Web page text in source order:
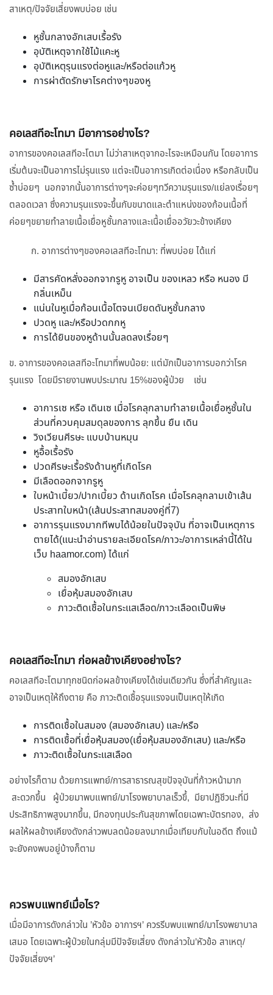
สาเหตุ/ปัจจัยเสี่ยงพบบ่อย เช่น
หูชั้นกลางอักเสบเรื้อรัง
อุบัติเหตุจากใช้ไม้แคะหู
อุบัติเหตุรุนแรงต่อหูและ/หรือต่อแก้วหู
การผ่าตัดรักษาโรคต่างๆของหู
คอเลสทีอะโทมา มีอาการอย่างไร?
อาการของคอเลสทีอะโตมา ไม่ว่าสาเหตุจากอะไรจะเหมือนกัน โดยอาการ
เริ่มต้นจะเป็นอาการไม่รุนแรง แต่จะเป็นอาการเกิดต่อเนื่อง หรือกลับเป็น
ซ้ำบ่อยๆ นอกจากนั้นอาการต่างๆจะค่อยๆทวีความรุนแรง/แย่ลงเรื่อยๆ
ตลอดเวลา ซึ่งความรุนแรงจะขึ้นกับขนาดและตำแหน่งของก้อนเนื้อที่
ค่อยๆขยายทำลายเนื้อเยื่อหูชั้นกลางและเนื้อเยื่ออวัยวะข้างเคียง
ก. อาการต่างๆของคอเลสทีอะโทมา: ที่พบบ่อย ได้แก่
มีสารคัดหลั่งออกจากรูหู อาจเป็น ของเหลว หรือ หนอง มี
กลิ่นเหม็น
แน่นในหูเมื่อก้อนเนื้อโตจนเบียดดันหูชั้นกลาง
ปวดหู และ/หรือปวดกกหู
การได้ยินของหูด้านนั้นลดลงเรื่อยๆ
ข. อาการของคอเลสทีอะโทมาที่พบน้อย: แต่มักเป็นอาการบอกว่าโรค
รุนแรง โดยมีรายงานพบประมาณ 15%ของผู้ป่วย เช่น
อาการเซ หรือ เดินเซ เมื่อโรคลุกลามทำลายเนื้อเยื่อหูชั้นใน
ส่วนที่ควบคุมสมดุลของการ ลุกขึ้น ยืน เดิน
วิงเวียนศีรษะ แบบบ้านหมุน
หูอื้อเรื้อรัง
ปวดศีรษะเรื้อรังด้านหูที่เกิดโรค
มีเลือดออกจากรูหู
ใบหน้าเบี้ยว/ปากเบี้ยว ด้านเกิดโรค เมื่อโรคลุกลามเข้าเส้น
ประสาทใบหน้า(เส้นประสาทสมองคู่ที่7)
อาการรุนแรงมากทีพบได้น้อยในปัจจุบัน ที่อาจเป็นเหตุการ
ตายได้(แนะนำอ่านรายละเอียดโรค/ภาวะ/อาการเหล่านี้ได้ใน
เว็บ haamor.com) ได้แก่
สมองอักเสบ
เยื่อหุ้มสมองอักเสบ
ภาวะติดเชื้อในกระแสเลือด/ภาวะเลือดเป็นพิษ
คอเลสทีอะโทมา ก่อผลข้างเคียงอย่างไร?
คอเลสทีอะโตมาทุกชนิดก่อผลข้างเคียงได้เช่นเดียวกัน ซึ่งที่สำคัญและ
อาจเป็นเหตุให้ถึงตาย คือ ภาวะติดเชื้อรุนแรงจนเป็นเหตุให้เกิด
การติดเชื้อในสมอง (สมองอักเสบ) และ/หรือ
การติดเชื้อที่เยื่อหุ้มสมอง(เยื่อหุ้มสมองอักเสบ) และ/หรือ
ภาวะติดเชื้อในกระแสเลือด
อย่างไรก็ตาม ด้วยการแพทย์/การสาธารณสุขปัจจุบันที่ก้าวหน้ามาก
สะดวกขึ้น ผู้ป่วยมาพบแพทย์/มาโรงพยาบาลเร็วขึ้, มียาปฏิชีวนะที่มี
ประสิทธิภาพสูงมากขึ้น, มีกองทุนประกันสุขภาพโดยเฉพาะบัตรทอง, ส่ง
ผลให้ผลข้างเคียงดังกล่าวพบลดน้อยลงมากเมื่อเทียบกับในอดีต ถึงแม้
จะยังคงพบอยู่บ้างก็ตาม
ควรพบแพทย์เมื่อไร?
เมื่อมีอาการดังกล่าวใน ’หัวข้อ อาการฯ’ ควรรีบพบแพทย์/มาโรงพยาบาล
เสมอ โดยเฉพาะผู้ป่วยในกลุ่มมีปัจจัยเสี่ยง ดังกล่าวใน’หัวข้อ สาเหตุ/
ปัจจัยเสี่ยงฯ’